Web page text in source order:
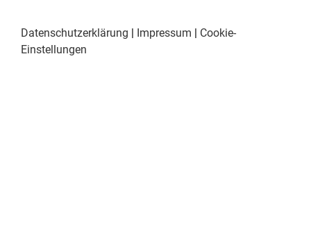
Datenschutzerklärung Impressum
Cookie-
Einstellungen